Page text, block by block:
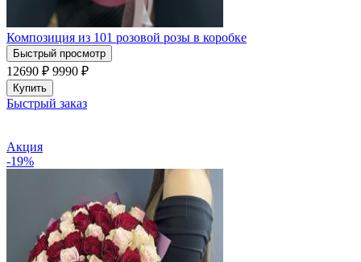
Композиция из 101 розовой розы в коробке
Быстрый просмотр
12690 ₽ 9990 ₽
Купить
Быстрый заказ
Акция
-19%